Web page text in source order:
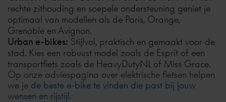
rechte zithouding en soepele ondersteuning geniet je
optimaal van modellen als de Paris, Orange,
Grenoble en Avignon.
Urban e-bikes: Stijlvol, praktisch en gemaakt voor de
stad. Kies een robuust model zoals de Esprit of een
transportfiets zoals de HeavyDutyNL of Miss Grace.
Op onze adviespagina over elektrische fietsen helpen
we je de beste e-bike te vinden die past bij jouw
wensen en rijstijl.